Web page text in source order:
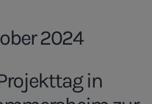
2024
in